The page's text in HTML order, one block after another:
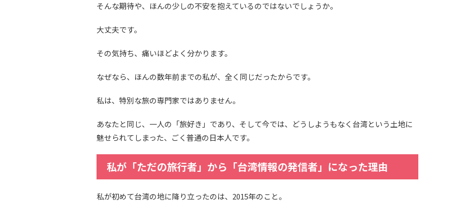
そんな期待や、ほんの少しの不安を抱えているのではないでしょうか。
大丈夫です。
その気持ち、痛いほどよく分かります。
なぜなら、ほんの数年前までの私が、全く同じだったからです。
私は、特別な旅の専門家ではありません。
あなたと同じ、一人の「旅好き」であり、そして今では、どうしようもなく台湾という土地に
魅せられてしまった、ごく普通の日本人です。
私が「ただの旅行者」から「台湾情報の発信者」になった理由
私が初めて台湾の地に降り立ったのは、2015年のこと。